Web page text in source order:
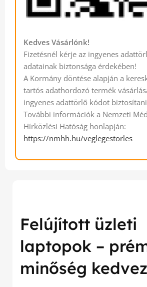
Kedves Vásárlónk!
Fizetésnél kérje az ingyenes
adatainak biztonsága érdekében!
A Kormány döntése alapján a
tartós adathordozó termék
ingyenes adattörlő kódot
További információk a Nemzeti
Hírközlési Hatóság honlapján:
https://nmhh.hu/veglegestorles
Felújított üzleti
laptopok –
minőség